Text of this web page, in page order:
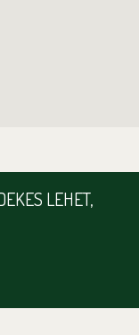
LEHET,